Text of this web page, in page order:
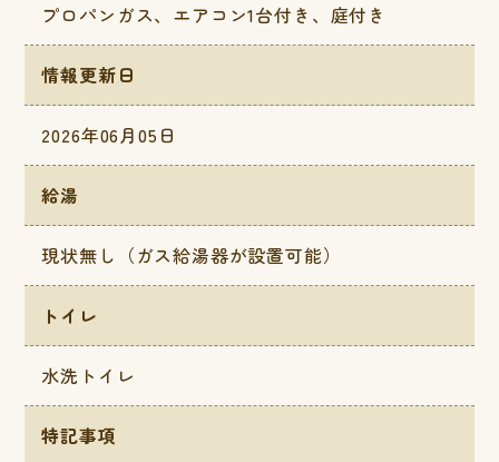
プロパンガス、エアコン1台付き、庭付き
情報更新日
2026年06月05日
給湯
現状無し（ガス給湯器が設置可能）
トイレ
水洗トイレ
特記事項